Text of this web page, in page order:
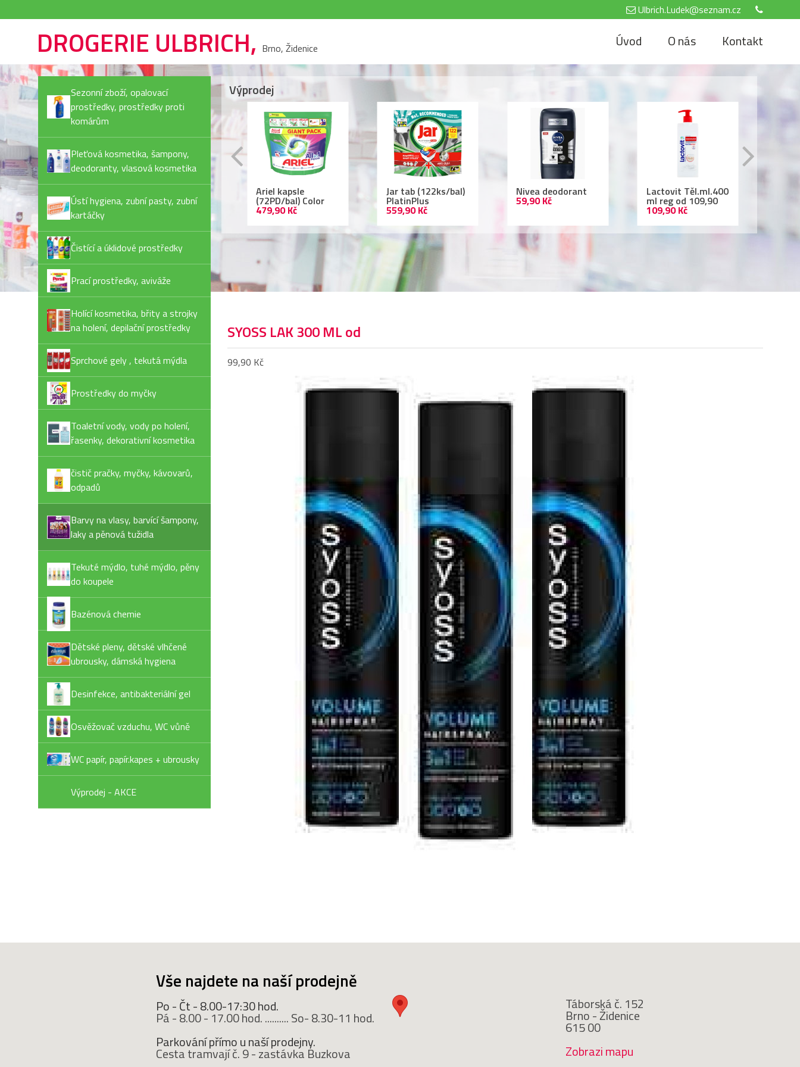
Ulbrich.Ludek@seznam.cz
DROGERIE ULBRICH, Brno, Židenice Úvod O nás Kontakt
Sezonní zboží, opalovací
prostředky, prostředky proti
komárům
Pleťová kosmetika, šampony,
deodoranty, vlasová kosmetika
Ústí hygiena, zubní pasty, zubní
kartáčky
Čistící a úklidové prostředky
Prací prostředky, aviváže
Holící kosmetika, břity a strojky
na holení, depilační prostředky
Sprchové gely , tekutá mýdla
Prostředky do myčky
Toaletní vody, vody po holení,
řasenky, dekorativní kosmetika
čistič pračky, myčky, kávovarů,
odpadů
Barvy na vlasy, barvící šampony,
laky a pěnová tužidla
Tekuté mýdlo, tuhé mýdlo, pěny
do koupele
Bazénová chemie
Dětské pleny, dětské vlhčené
ubrousky, dámská hygiena
Desinfekce, antibakteriální gel
Osvěžovač vzduchu, WC vůně
WC papír, papír.kapes + ubrousky
Výprodej - AKCE
Výprodej
Invisible Pure
Kč
(72PD/bal) Color
479,90 Kč
Jar tab (122ks/bal)
PlatinPlus
559,90 Kč
Nivea deodorant
59,90 Kč
Lactovit Těl.ml.400
ml reg od 109,90
109,90 Kč
Air Wick 250ml
69,90 Kč
SYOSS LAK 300 ML od
99,90 Kč
Vše najdete na naší prodejně
Po - Čt - 8.00-17:30 hod.
Pá - 8.00 - 17.00 hod. .......... So- 8.30-11 hod.
Parkování přímo u naší prodejny.
Cesta tramvají č. 9 - zastávka Buzkova
Táborská č. 152
Brno - Židenice
615 00
Zobrazi mapu